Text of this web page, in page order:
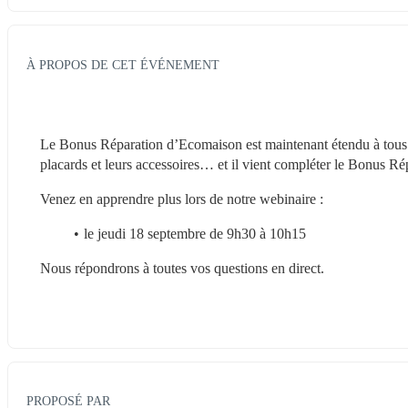
À PROPOS DE CET ÉVÉNEMENT
Le Bonus Réparation d’Ecomaison est maintenant étendu à
placards et leurs accessoires… et il vient compléter le Bonus
Venez en apprendre plus lors de notre webinaire :
le jeudi 18 septembre de 9h30 à 10h15
Nous répondrons à toutes vos questions en direct.
PROPOSÉ PAR